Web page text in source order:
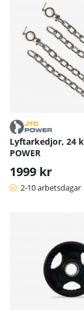
Lyftarkedjor, 24
POWER
1999 kr
2-10 arbetsdagar